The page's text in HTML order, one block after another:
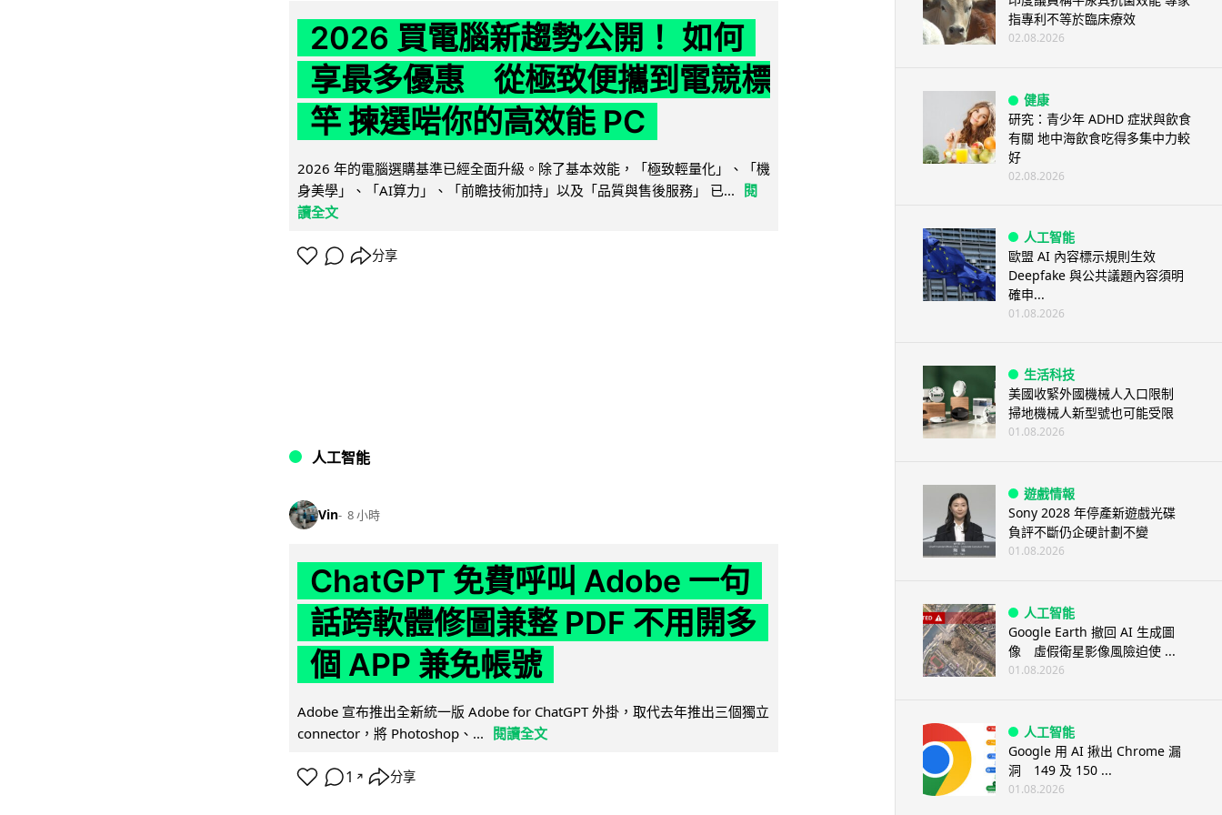
2026 買電腦新趨勢公開！ 如何
享最多優惠 從極致便攜到電競標
竿 揀選啱你的高效能 PC
2026 年的電腦選購基準已經全面升級。除了基本效能，「極致輕量化」、「機
身美學」、「AI算力」、「前瞻技術加持」以及「品質與售後服務」 已... 閱
讀全文
分享
人工智能
Vin 8 小時
ChatGPT 免費呼叫 Adobe 一句
話跨軟體修圖兼整 PDF 不用開多
個 APP 兼免帳號
Adobe 宣布推出全新統一版 Adobe for ChatGPT 外掛，取代去年推出三個獨立
connector，將 Photoshop、... 閱讀全文
1 ↗ 分享
指專利不等於臨床療效
02.08.2026
健康
研究：青少年 ADHD 症狀與飲食
有關 地中海飲食吃得多集中力較
好
02.08.2026
人工智能
歐盟 AI 內容標示規則生效
Deepfake 與公共議題內容須明
確申...
01.08.2026
生活科技
美國收緊外國機械人入口限制
掃地機械人新型號也可能受限
01.08.2026
遊戲情報
Sony 2028 年停產新遊戲光碟
負評不斷仍企硬計劃不變
01.08.2026
人工智能
Google Earth 撤回 AI 生成圖
像 虛假衛星影像風險迫使 ...
01.08.2026
人工智能
Google 用 AI 揪出 Chrome 漏
洞 149 及 150 ...
01.08.2026